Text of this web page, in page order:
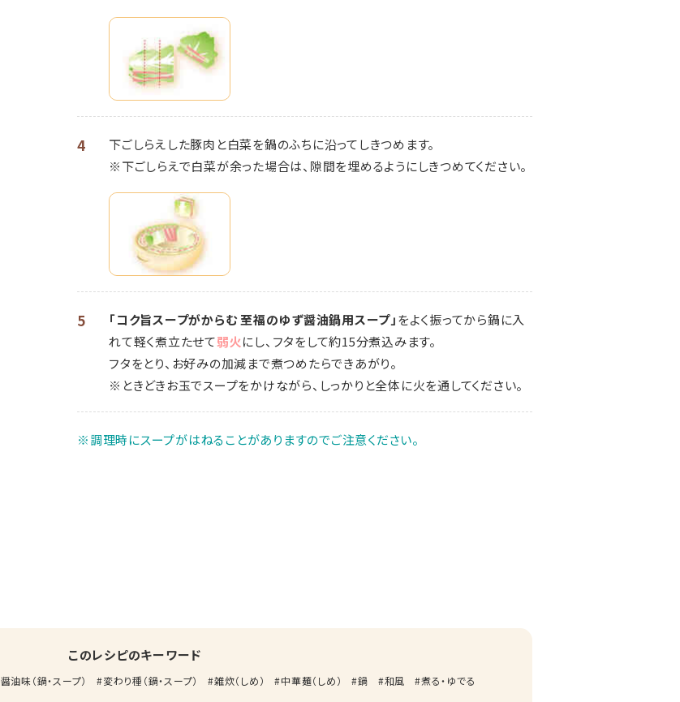
4
下ごしらえした豚肉と白菜を鍋のふちに沿ってしきつめます。
※下ごしらえで白菜が余った場合は、隙間を埋めるようにしきつめてください。
5 「コク旨スープがからむ 至福のゆず醤油鍋用スープ」をよく振ってから鍋に入
れて軽く煮立たせて弱火にし、フタをして約15分煮込みます。
フタをとり、お好みの加減まで煮つめたらできあがり。
※ときどきお玉でスープをかけながら、しっかりと全体に火を通してください。
※調理時にスープがはねることがありますのでご注意ください。
このレシピのキーワード
醤油味（鍋・スープ） 変わり種（鍋・スープ） 雑炊（しめ） 中華麺（しめ） 鍋 和風
煮る・ゆでる